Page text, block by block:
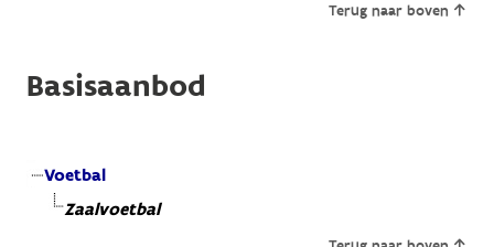
Terug naar boven
Basisaanbod
Voetbal
Zaalvoetbal